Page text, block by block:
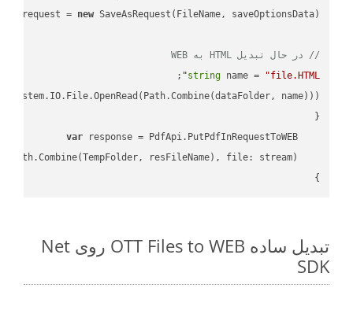
request = new
// در حال تبدیل HTML به WEB
string name = "file.HTML"
;
var
}
تبدیل ساده OTT Files to WEB روی Net
SDK